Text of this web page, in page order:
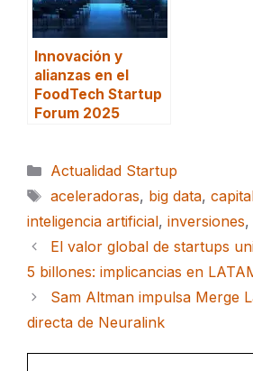
Innovación y
alianzas en el
FoodTech Startup
Forum 2025
Categorías
Actualidad Startup
Etiquetas
aceleradoras, big data,
inteligencia artificial, inversiones,
El valor global de startups
5 billones: implicancias en
Sam Altman impulsa Merge
directa de Neuralink